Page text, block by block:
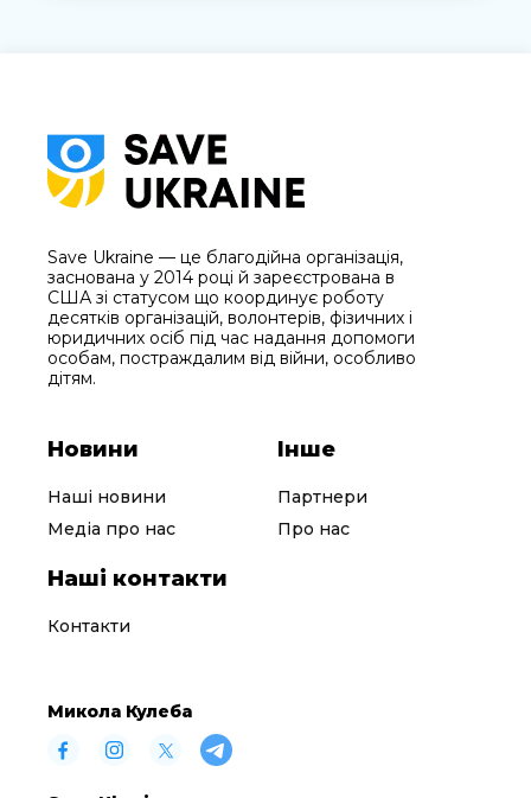
Save Ukraine — це благодійна організація,
заснована у 2014 році й зареєстрована в
США зі статусом що координує роботу
десятків організацій, волонтерів, фізичних і
юридичних осіб під час надання допомоги
особам, постраждалим від війни, особливо
дітям.
Новини
Наші новини
Медіа про нас
Інше
Партнери
Про нас
Наші контакти
Контакти
Микола Кулеба